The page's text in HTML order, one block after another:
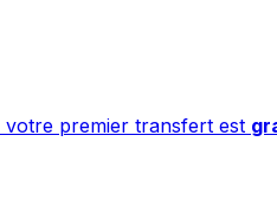
premier transfert est